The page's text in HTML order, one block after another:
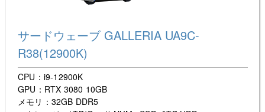
サードウェーブ GALLERIA UA9C-
R38(12900K)
CPU：i9-12900K
GPU：RTX 3080 10GB
メモリ：32GB DDR5